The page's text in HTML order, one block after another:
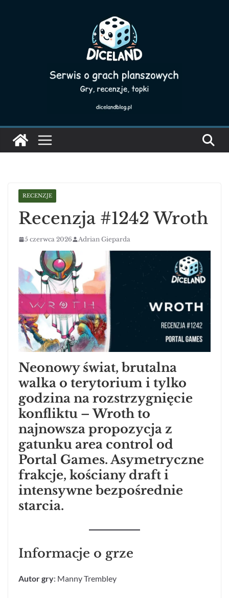
RECENZJE
Recenzja #1242 Wroth
5 czerwca 2026 Adrian Gieparda
Neonowy świat, brutalna
walka o terytorium i tylko
godzina na rozstrzygnięcie
konfliktu – Wroth to
najnowsza propozycja z
gatunku area control od
Portal Games. Asymetryczne
frakcje, kościany draft i
intensywne bezpośrednie
starcia.
Informacje o grze
Autor gry: Manny Trembley